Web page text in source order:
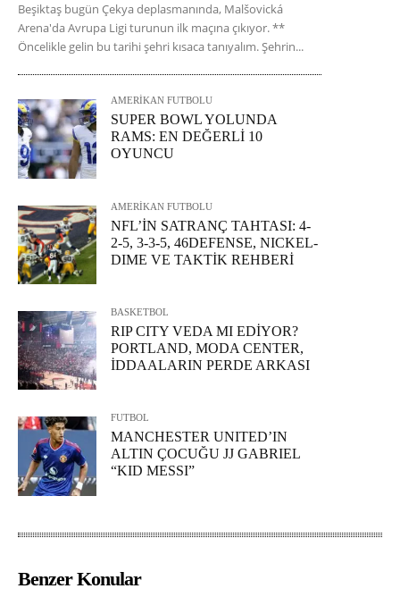
Beşiktaş bugün Çekya deplasmanında, Malšovická
Arena'da Avrupa Ligi turunun ilk maçına çıkıyor. **
Öncelikle gelin bu tarihi şehri kısaca tanıyalım. Şehrin...
AMERİKAN FUTBOLU
SUPER BOWL YOLUNDA
RAMS: EN DEĞERLİ 10
OYUNCU
AMERİKAN FUTBOLU
NFL’İN SATRANÇ TAHTASI: 4-
2-5, 3-3-5, 46DEFENSE, NICKEL-
DIME VE TAKTİK REHBERİ
BASKETBOL
RIP CITY VEDA MI EDİYOR?
PORTLAND, MODA CENTER,
İDDAALARIN PERDE ARKASI
FUTBOL
MANCHESTER UNITED’IN
ALTIN ÇOCUĞU JJ GABRIEL
“KID MESSI”
Benzer Konular